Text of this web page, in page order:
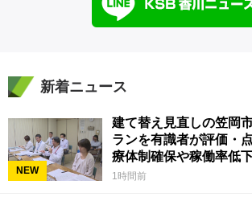
新着ニュース
NEW
建て替え見直しの笠岡
ランを有識者が評価・
療体制確保や稼働率低
見 岡山
1時間前